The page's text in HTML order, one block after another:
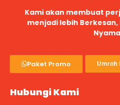
Kami akan membuat
menjadi lebih Berkesan,
Paket Promo Umroh
Hubungi Kami